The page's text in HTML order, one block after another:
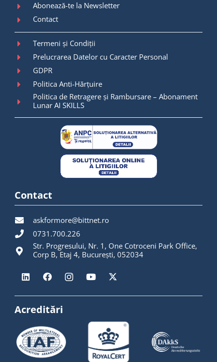
Abonează-te la Newsletter
Contact
Termeni și Condiții
Prelucrarea Datelor cu Caracter Personal
GDPR
Politica Anti-Hărțuire
Politica de Retragere și Rambursare – Abonament
Lunar AI SKILLS
Contact
askformore@bittnet.ro
0731.700.226
Str. Progresului, Nr. 1, One Cotroceni Park Office,
Corp B, Etaj 4, București, 052034
Acreditări